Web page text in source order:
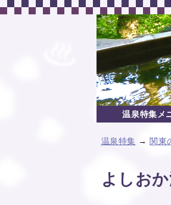
温泉特集メ
温泉特集 → 関東
よしお